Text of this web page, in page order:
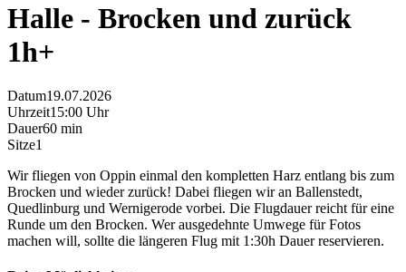
Halle - Brocken und zurück
1h+
Datum19.07.2026
Uhrzeit15:00 Uhr
Dauer60 min
Sitze1
Wir fliegen von Oppin einmal den kompletten Harz entlang bis zum
Brocken und wieder zurück! Dabei fliegen wir an Ballenstedt,
Quedlinburg und Wernigerode vorbei. Die Flugdauer reicht für eine
Runde um den Brocken. Wer ausgedehnte Umwege für Fotos
machen will, sollte die längeren Flug mit 1:30h Dauer reservieren.